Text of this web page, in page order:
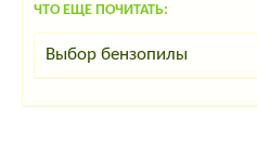
ЧТО ЕЩЕ ПОЧИТАТЬ:
Выбор бензопилы